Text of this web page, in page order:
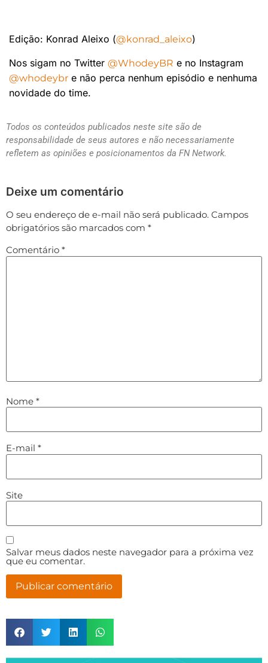
Edição: Konrad Aleixo (@konrad_aleixo)
Nos sigam no Twitter @WhodeyBR e no Instagram
@whodeybr e não perca nenhum episódio e nenhuma
novidade do time.
Todos os conteúdos publicados neste site são de
responsabilidade de seus autores e não necessariamente
refletem as opiniões e posicionamentos da FN Network.
Deixe um comentário
O seu endereço de e-mail não será publicado. Campos
obrigatórios são marcados com *
Comentário *
Nome *
E-mail *
Site
Salvar meus dados neste navegador para a próxima vez
que eu comentar.